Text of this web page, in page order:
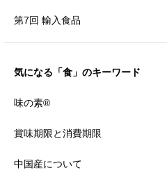
第7回 輸入食品
気になる「食」のキーワード
味の素®
賞味期限と消費期限
中国産について